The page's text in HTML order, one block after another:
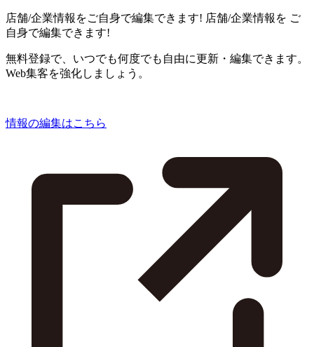
店舗/企業情報をご自身で編集できます! 店舗/企業情報を ご
自身で編集できます!
無料登録で、いつでも何度でも自由に更新・編集できます。
Web集客を強化しましょう。
情報の編集はこちら